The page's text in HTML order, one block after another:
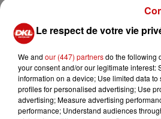
100 g de sucre
300 g de cerises
PRÉPARATION:
Mixer les biscuits avec le beurre
préparation au fond d'un moule à
Le respect de votre vie
We and our (447) partnersdo the following
your consent and/or our legitimate interest:
information on a device; Use limited data
profiles for personalised advertising; Use
advertising; Measure advertising
performance; Understand audiences